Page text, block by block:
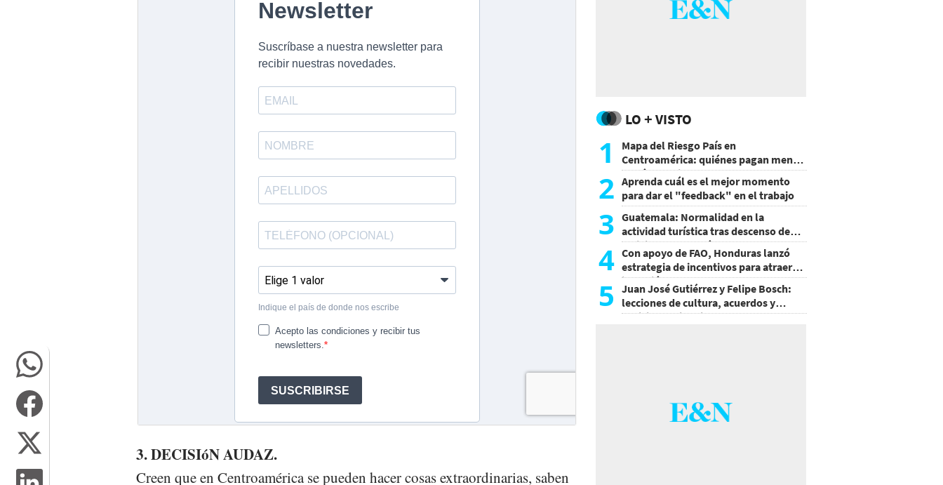
3. DECISIóN AUDAZ.
Creen que en Centroamérica se pueden hacer cosas extraordinarias, saben
LO + VISTO
1
Mapa del Riesgo País en
Centroamérica: quiénes pagan menos
y cuáles mejoraron
2 Aprenda cuál es el mejor momento
para dar el "feedback" en el trabajo
3 Guatemala: Normalidad en la
actividad turística tras descenso de
actividad del volcán de Fuego
4 Con apoyo de FAO, Honduras lanzó
estrategia de incentivos para atraer
inversión al agro
5
Juan José Gutiérrez y Felipe Bosch:
lecciones de cultura, acuerdos y
decisiones sin miedo